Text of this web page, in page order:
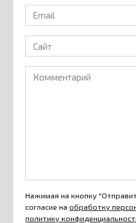
Email
*
Сайт
Комментарий
Нажимая на кнопку
согласие наобработку
политику